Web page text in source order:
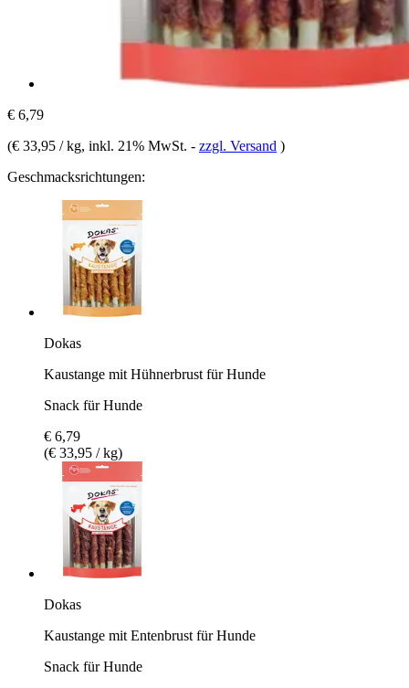
€ 6,79
(€ 33,95 / kg, inkl. 21% MwSt. - zzgl. Versand )
Geschmacksrichtungen:
Dokas
Kaustange mit Hühnerbrust für Hunde
Snack für Hunde
€ 6,79
(€ 33,95 / kg)
Dokas
Kaustange mit Entenbrust für Hunde
Snack für Hunde